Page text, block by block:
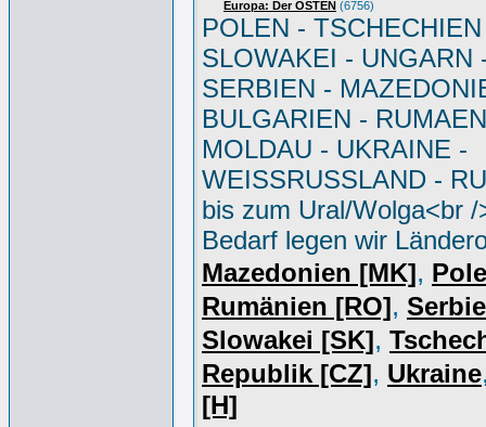
Europa: Der OSTEN (6756)
POLEN -
SLOWAKEI - UNGARN
SERBIEN -
BULGARIEN -
MOLDAU - UKRAINE -
WEISSRUSSLAND -
bis zum Ural/Wolga<br /
Bedarf legen wir
Mazedonien [MK],
Rumänien [RO],
Slowakei [SK],
Republik [CZ], Ukraine
[H]